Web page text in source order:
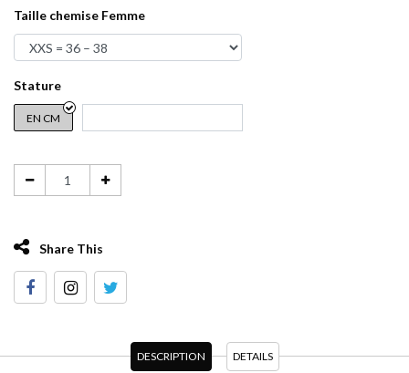
Taille chemise Femme
Stature
EN CM
Share This
DESCRIPTION DETAILS